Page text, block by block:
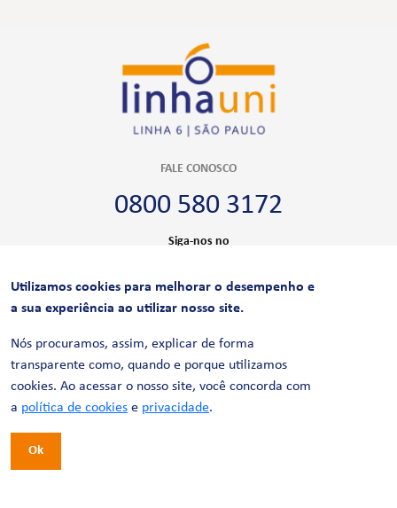
FALE CONOSCO
0800 580 3172
Siga-nos no
CERTIFICAÇÕES
Utilizamos cookies para melhorar o desempenho e
a sua experiência ao utilizar nosso site.
Nós procuramos, assim, explicar de forma
transparente como, quando e porque utilizamos
cookies. Ao acessar o nosso site, você concorda com
a política de cookies e privacidade.
Ok